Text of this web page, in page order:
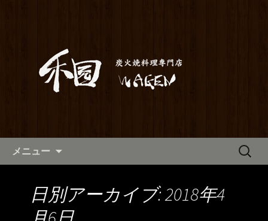
和元からのお知らせ
わった炭火焼き料理をご提供しており
ます。2階はお座敷で宴会や歓送迎会に
もご利用いただけます。ホテル京阪か
メニュー
検
日別アーカイブ: 2018年4